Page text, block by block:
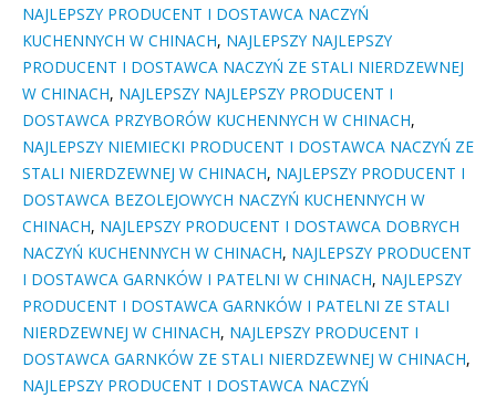
NAJLEPSZY PRODUCENT I DOSTAWCA NACZYŃ
KUCHENNYCH W CHINACH, NAJLEPSZY NAJLEPSZY
PRODUCENT I DOSTAWCA NACZYŃ ZE STALI NIERDZEWNEJ
W CHINACH, NAJLEPSZY NAJLEPSZY PRODUCENT I
DOSTAWCA PRZYBORÓW KUCHENNYCH W CHINACH,
NAJLEPSZY NIEMIECKI PRODUCENT I DOSTAWCA NACZYŃ ZE
STALI NIERDZEWNEJ W CHINACH, NAJLEPSZY PRODUCENT I
DOSTAWCA BEZOLEJOWYCH NACZYŃ KUCHENNYCH W
CHINACH, NAJLEPSZY PRODUCENT I DOSTAWCA DOBRYCH
NACZYŃ KUCHENNYCH W CHINACH, NAJLEPSZY PRODUCENT
I DOSTAWCA GARNKÓW I PATELNI W CHINACH, NAJLEPSZY
PRODUCENT I DOSTAWCA GARNKÓW I PATELNI ZE STALI
NIERDZEWNEJ W CHINACH, NAJLEPSZY PRODUCENT I
DOSTAWCA GARNKÓW ZE STALI NIERDZEWNEJ W CHINACH,
NAJLEPSZY PRODUCENT I DOSTAWCA NACZYŃ